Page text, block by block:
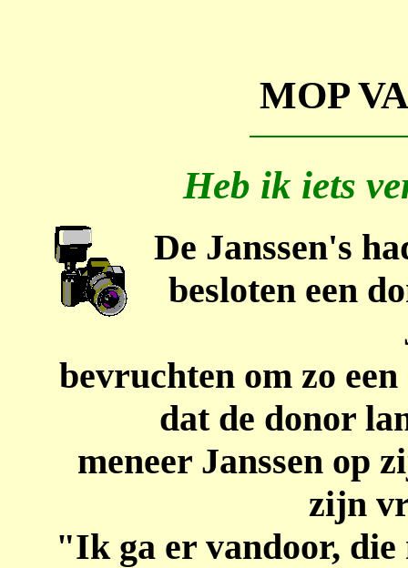
MOP
Heb ik iets
De Janssen's
besloten een
bevruchten om zo
dat de donor
meneer Janssen op
zijn
"Ik ga er vandoor,